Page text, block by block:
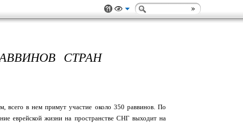
СТРАН
всего в нем примут участие около 350 раввинов. По
еврейской жизни на пространстве СНГ выходит на